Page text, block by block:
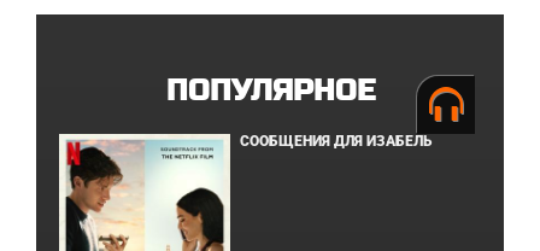
ПОПУЛЯРНОЕ
СООБЩЕНИЯ ДЛЯ ИЗАБЕЛЬ